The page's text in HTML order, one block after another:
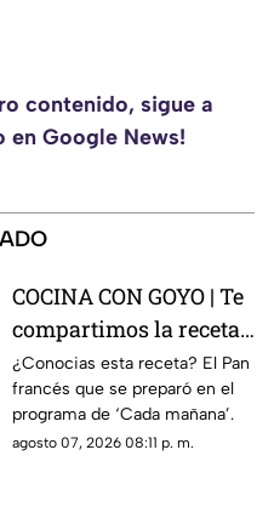
contenido, sigue a
en Google News!
COCINA CON GOYO | Te
compartimos la receta
de un delicioso pan
francés
¿Conocias esta receta? El Pan
francés que se preparó en el
programa de ‘Cada mañana’.
agosto 07, 2026 08:11 p. m.